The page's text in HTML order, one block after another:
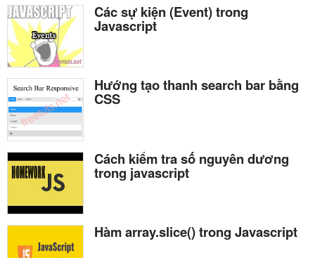
Các sự kiện (Event) trong
Javascript
Hướng tạo thanh search bar bằng
CSS
Cách kiểm tra số nguyên dương
trong javascript
Hàm array.slice() trong Javascript